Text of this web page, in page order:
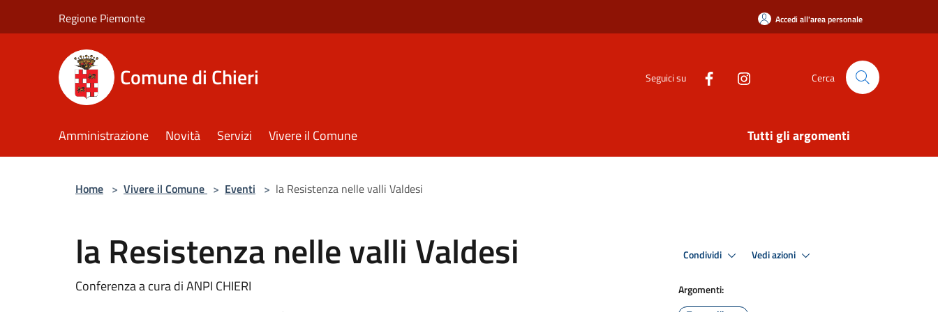
Regione Piemonte Accedi all'area personale
Comune di Chieri Seguici su Cerca
Amministrazione Novità Servizi Vivere il Comune Tutti gli argomenti
Home > Vivere il Comune > Eventi > la Resistenza nelle valli Valdesi
la Resistenza nelle valli Valdesi
Conferenza a cura di ANPI CHIERI
Condividi Vedi azioni
Argomenti: